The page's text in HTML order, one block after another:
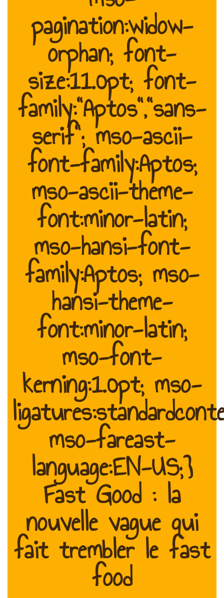
pagination:widow-
orphan; font-
size:11.0pt; font-
family:"Aptos","sans-
serif"; mso-ascii-
font-family:Aptos;
mso-ascii-theme-
font:minor-latin;
mso-hansi-font-
family:Aptos; mso-
hansi-theme-
font:minor-latin;
mso-font-
kerning:1.0pt; mso-
mso-fareast-
language:EN-US;}
Fast Good : la
nouvelle vague qui
fait trembler le fast
food